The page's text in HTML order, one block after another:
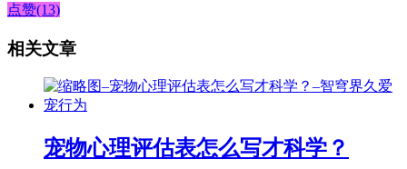
点赞(13)
相关文章
宠物心理评估表怎么写才科学？